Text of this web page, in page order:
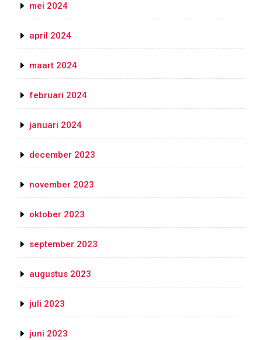
mei 2024
april 2024
maart 2024
februari 2024
januari 2024
december 2023
november 2023
oktober 2023
september 2023
augustus 2023
juli 2023
juni 2023